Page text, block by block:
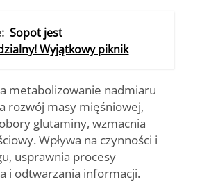
Sopot jest
Wyjątkowy piknik
metabolizowanie nadmiaru
rozwój masy mięśniowej,
glutaminy, wzmacnia
Wpływa na czynności i
usprawnia procesy
i odtwarzania informacji.